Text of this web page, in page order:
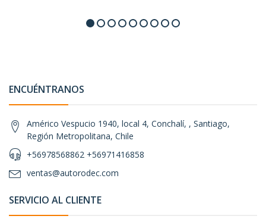
ENCUÉNTRANOS
Américo Vespucio 1940, local 4, Conchalí, , Santiago,
Región Metropolitana, Chile
+56978568862 +56971416858
ventas@autorodec.com
SERVICIO AL CLIENTE